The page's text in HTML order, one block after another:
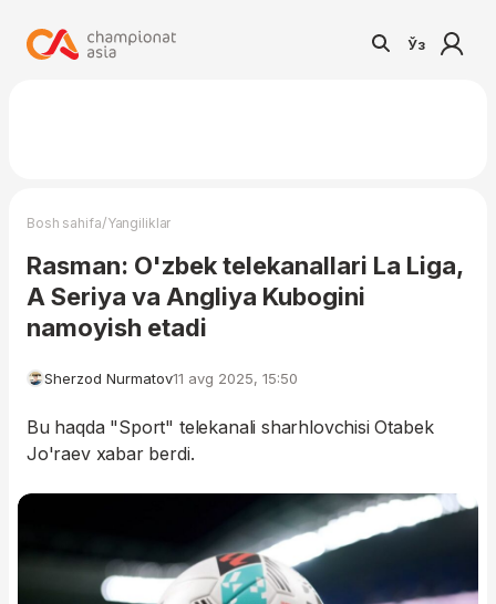
Ўз
Bosh sahifa/Yangiliklar
Rasman: O'zbek telekanallari La Liga,
A Seriya va Angliya Kubogini
namoyish etadi
Sherzod Nurmatov11 avg 2025, 15:50
Bu haqda "Sport" telekanali sharhlovchisi Otabek
Jo'raev xabar berdi.